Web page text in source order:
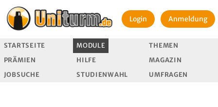
Login Anmeldung
STARTSEITE MODULE
THEMEN
PRÄMIEN
HILFE
MAGAZIN
JOBSUCHE
STUDIENWAHL UMFRAGEN